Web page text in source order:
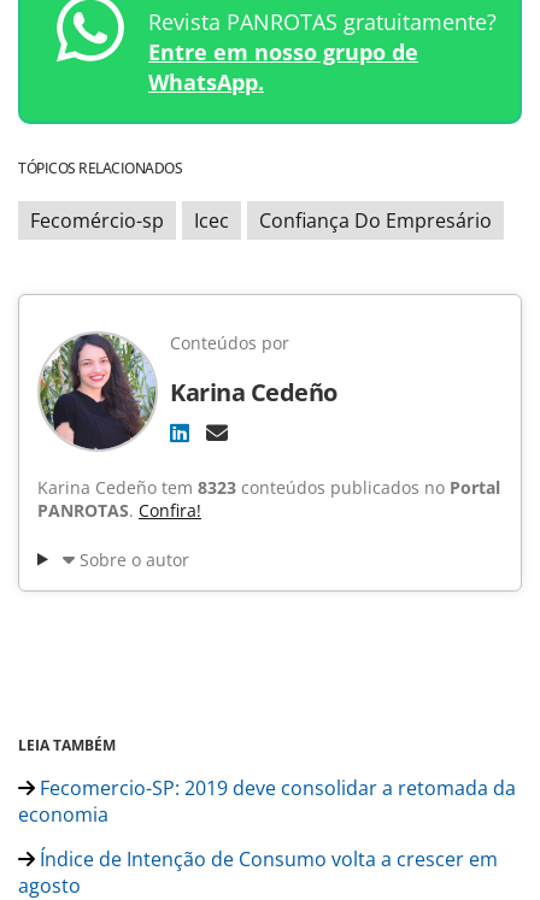
Revista PANROTAS gratuitamente?
Entre em nosso grupo de
WhatsApp.
TÓPICOS RELACIONADOS
Fecomércio-sp Icec Confiança Do Empresário
Conteúdos por
Karina Cedeño
Karina Cedeño tem 8323 conteúdos publicados no Portal
PANROTAS. Confira!
Sobre o autor
LEIA TAMBÉM
Fecomercio-SP: 2019 deve consolidar a retomada da
economia
Índice de Intenção de Consumo volta a crescer em
agosto